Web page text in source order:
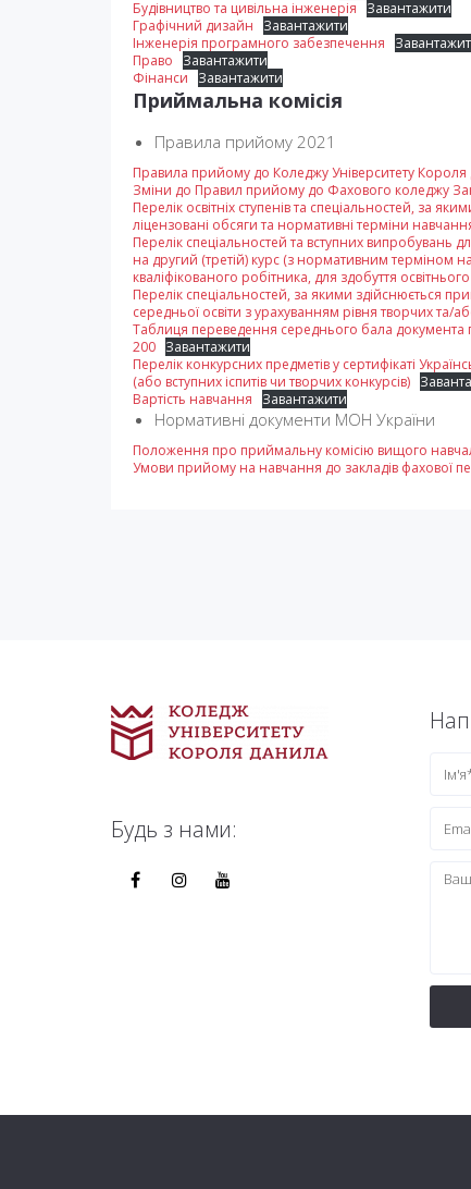
Будівництво та цивільна інженерія
Завантажити
Графічний дизайн
Завантажити
Інженерія програмного забезпечення
Право
Завантажити
Фінанси
Завантажити
Приймальна комісія
Правила прийому 2021
Правила прийому до Коледжу Університету Короля
Зміни до Правил прийому до Фахового коледжу
Перелік освітніх ступенів та спеціальностей, за
ліцензовані обсяги та нормативні терміни
Перелік спеціальностей та вступних випробувань
на другий (третій) курс (з нормативним терміном
кваліфікованого робітника, для здобуття
Перелік спеціальностей, за якими здійснюється
середньої освіти з урахуванням рівня творчих та/
Таблиця переведення середнього бала
200 Завантажити
Перелік конкурсних предметів у сертифікаті
(або вступних іспитів чи творчих конкурсів)
Вартість навчання
Завантажити
Нормативні документи МОН України
Положення про приймальну комісію вищого
Умови прийому на навчання до закладів фахової
Будь з нами: